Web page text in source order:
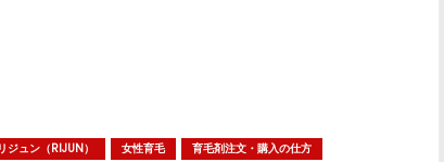
リジュン（RIJUN） 女性育毛 育毛剤注文・購入の仕方